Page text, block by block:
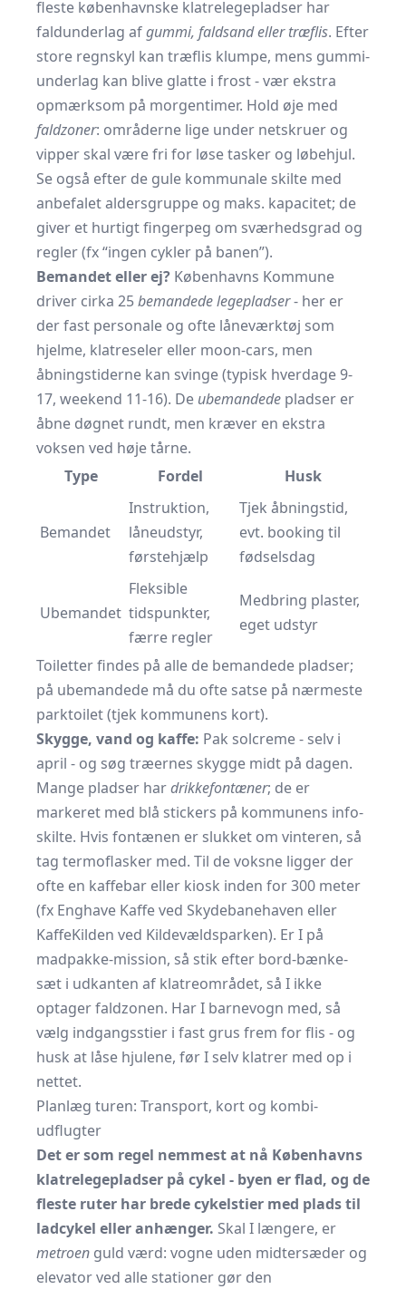
fleste københavnske klatrelegepladser har
faldunderlag afgummi, faldsand eller træflis. Efter
store regnskyl kan træflis klumpe, mens gummi­
underlag kan blive glatte i frost - vær ekstra
opmærksom på morgentimer. Hold øje med
faldzoner: områderne lige under netskruer og
vipper skal være fri for løse tasker og løbehjul.
Se også efter de gule kommunale skilte med
anbefalet aldersgruppe og maks. kapacitet; de
giver et hurtigt fingerpeg om sværhedsgrad og
regler (fx “ingen cykler på banen”).
Bemandet eller ej? Københavns Kommune
driver cirka 25bemandede legepladser- her er
der fast personale og ofte låneværktøj som
hjelme, klatreseler eller moon-cars, men
åbningstiderne kan svinge (typisk hverdage 9-
17, weekend 11-16). De ubemandede pladser er
åbne døgnet rundt, men kræver en ekstra
voksen ved høje tårne.
Type
Fordel Husk
Bemandet
Instruktion,
låneudstyr,
førstehjælp
Tjek åbningstid,
evt. booking til
fødselsdag
Ubemandet
Fleksible
tidspunkter,
færre regler
Medbring plaster,
eget udstyr
Toiletter findes på alle de bemandede pladser;
på ubemandede må du ofte satse på nærmeste
parktoilet (tjek kommunens kort).
Skygge, vand og kaffe: Pak solcreme - selv i
april - og søg træernes skygge midt på dagen.
Mange pladser hardrikkefontæner; de er
markeret med blå stickers på kommunens info-
skilte. Hvis fontænen er slukket om vinteren, så
tag termoflasker med. Til de voksne ligger der
ofte en kaffebar eller kiosk inden for 300 meter
(fx Enghave Kaffe ved Skydebanehaven eller
KaffeKilden ved Kildevældsparken). Er I på
madpakke-mission, så stik efter bord-bænke-
sæt i udkanten af klatreområdet, så I ikke
optager faldzonen. Har I barnevogn med, så
vælg indgangsstier i fast grus frem for flis - og
husk at låse hjulene, før I selv klatrer med op i
nettet.
Planlæg turen: Transport, kort og kombi-
udflugter
Det er som regel nemmest at nå Københavns
klatrelegepladser på cykel - byen er flad, og de
fleste ruter har brede cykelstier med plads til
ladcykel eller anhænger. Skal I længere, er
metroen guld værd: vogne uden midter­sæder og
elevator ved alle stationer gør den